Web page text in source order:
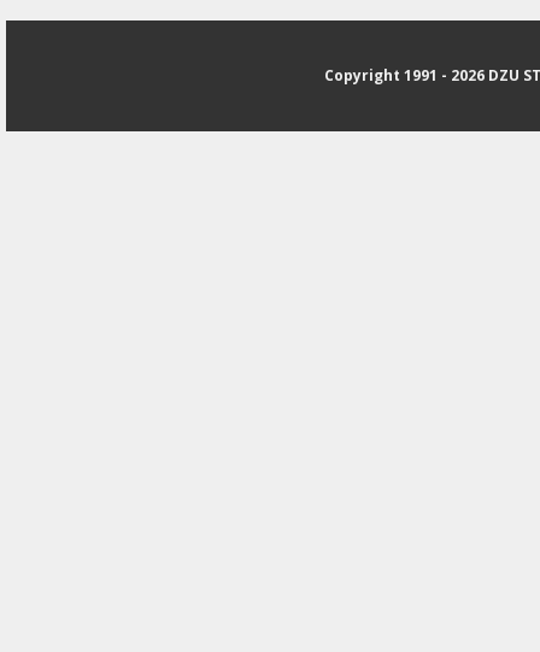
Copyright 1991 - 2026 DZU